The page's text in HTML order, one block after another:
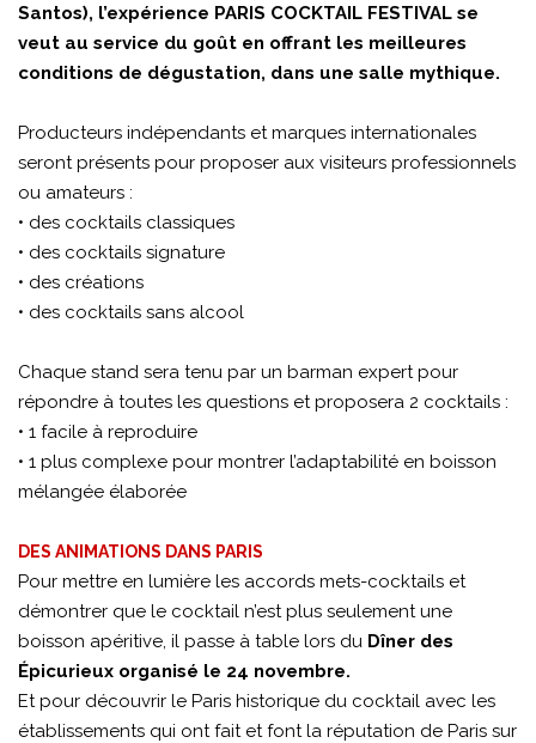
Santos), l’expérience PARIS COCKTAIL FESTIVAL se
veut au service du goût en offrant les meilleures
conditions de dégustation, dans une salle mythique.
Producteurs indépendants et marques internationales
seront présents pour proposer aux visiteurs professionnels
ou amateurs :
• des cocktails classiques
• des cocktails signature
• des créations
• des cocktails sans alcool
Chaque stand sera tenu par un barman expert pour
répondre à toutes les questions et proposera 2 cocktails :
• 1 facile à reproduire
• 1 plus complexe pour montrer l’adaptabilité en boisson
mélangée élaborée
DES ANIMATIONS DANS PARIS
Pour mettre en lumière les accords mets-cocktails et
démontrer que le cocktail n’est plus seulement une
boisson apéritive, il passe à table lors du Dîner des
Épicurieux organisé le 24 novembre.
Et pour découvrir le Paris historique du cocktail avec les
établissements qui ont fait et font la réputation de Paris sur